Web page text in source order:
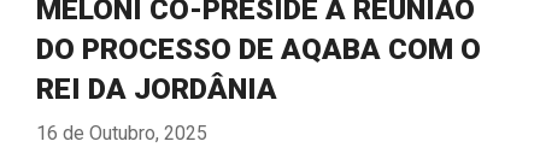
MELONI CO-PRESIDE A REUNIÃO
DO PROCESSO DE AQABA COM O
REI DA JORDÂNIA
16 de Outubro, 2025